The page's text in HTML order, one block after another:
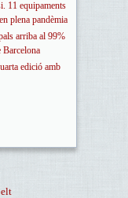
11 equipaments
plena pandèmia
arriba al 99%
Barcelona
edició amb